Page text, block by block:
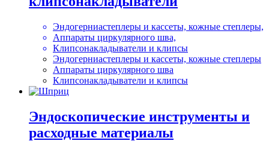
Эндогерниастеплеры и кассеты, кожные степлеры,
Аппараты циркулярного шва,
Клипсонакладыватели и клипсы
Эндогерниастеплеры и кассеты, кожные степлеры
Аппараты циркулярного шва
Клипсонакладыватели и клипсы
Эндоскопические инструменты и
расходные материалы